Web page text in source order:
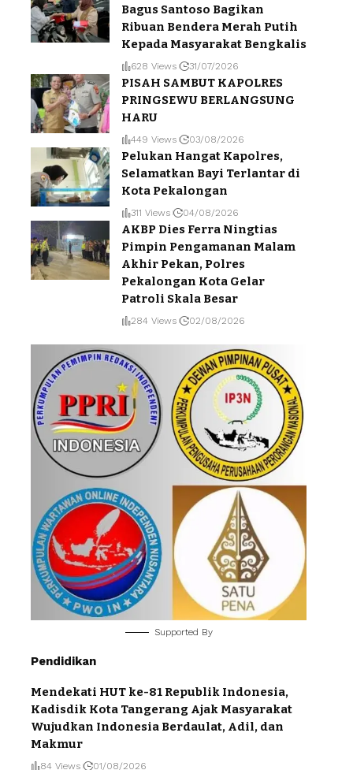
Bagus Santoso Bagikan
Ribuan Bendera Merah Putih
Kepada Masyarakat Bengkalis
628 Views 31/07/2026
PISAH SAMBUT KAPOLRES
PRINGSEWU BERLANGSUNG
HARU
449 Views 03/08/2026
Pelukan Hangat Kapolres,
Selamatkan Bayi Terlantar di
Kota Pekalongan
311 Views 04/08/2026
AKBP Dies Ferra Ningtias
Pimpin Pengamanan Malam
Akhir Pekan, Polres
Pekalongan Kota Gelar
Patroli Skala Besar
284 Views 02/08/2026
Supported By
Pendidikan
Mendekati HUT ke-81 Republik Indonesia,
Kadisdik Kota Tangerang Ajak Masyarakat
Wujudkan Indonesia Berdaulat, Adil, dan
Makmur
84 Views 01/08/2026